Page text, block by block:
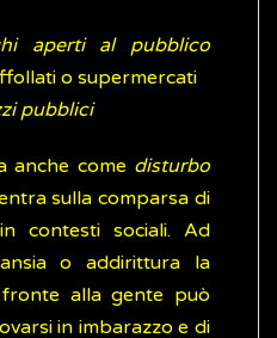
aperti al pubblico
o supermercati
pubblici
anche come disturbo
sulla comparsa di
contesti sociali. Ad
o addirittura la
alla gente può
in imbarazzo e di